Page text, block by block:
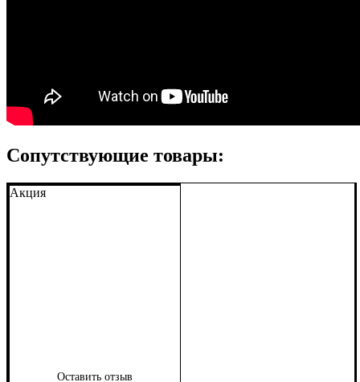
Сопутствующие товары:
Акция
Оставить отзыв